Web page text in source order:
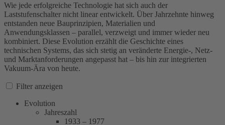
Wie jede erfolgreiche Technologie hat sich auch der
Laststufenschalter nicht linear entwickelt. Über Jahrzehnte hinweg
entstanden neue Bauprinzipien, Materialien und
Anwendungsklassen – parallel, verzweigt und immer wieder neu
kombiniert. Diese Evolution erzählt die Geschichte eines
technischen Systems, das sich stetig an veränderte Energie‑, Netz‑
und Marktanforderungen angepasst hat – bis hin zur integrierten
Vakuum‑Ära von heute.
Filter anzeigen
Evolution
Jahreszahl
1933 – 1977